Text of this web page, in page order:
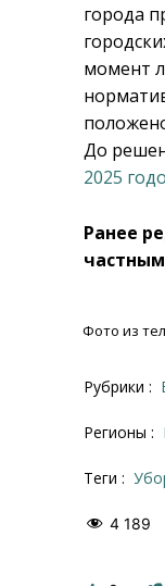
города
момент
До
2025
Ранее
частным
Фото из
Рубрики :
Регионы :
Теги :
4 189